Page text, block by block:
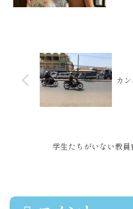
カ
学生たちがいない教員